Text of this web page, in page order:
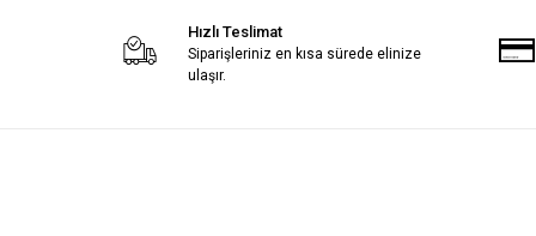
Hızlı Teslimat
Siparişleriniz en kısa sürede elinize
ulaşır.